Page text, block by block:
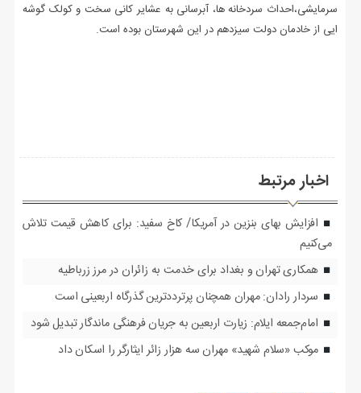
سرمایشی،احداث سردخانه ها، آبرسانی به عشایر کانی سخت و کولک گوشه
ایی از خادمان دولت سیزدهم در این شهرستان بوده است.
اخبار مرتبط
افزایش بهای بنزین در آمریکا/ کاخ سفید: برای کاهش قیمت تلاش
می‌کنیم
همکاری تهران و بغداد برای خدمت به زائران در مرز زرباطیه
سردار رادان: مهران همچنان پرترددترین گذرگاه اربعینی است
امام‌جمعه ایلام: زیارت اربعین به جریان فرهنگی ماندگار تبدیل شود
موکب «سلام شهید» مهران سه هزار زائر ایثارگر را اسکان داد